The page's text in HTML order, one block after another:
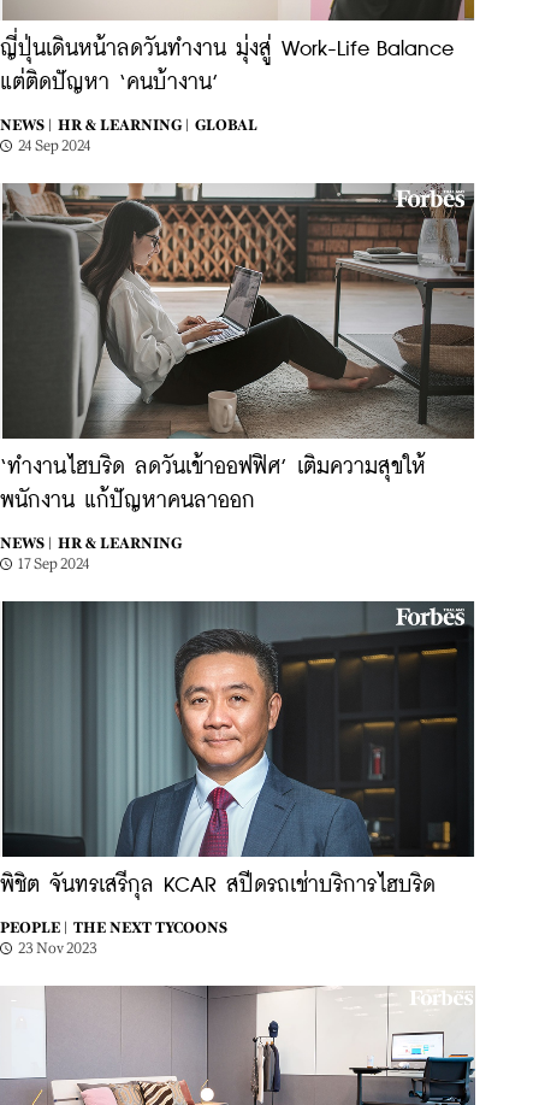
ญี่ปุ่นเดินหน้าลดวันทำงาน มุ่งสู่ Work-Life Balance
แต่ติดปัญหา ‘คนบ้างาน’
NEWS | HR & LEARNING |
GLOBAL
24 Sep 2024
‘ทำงานไฮบริด ลดวันเข้าออฟฟิศ’ เติมความสุขให้
พนักงาน แก้ปัญหาคนลาออก
NEWS |
HR & LEARNING
17 Sep 2024
พิชิต จันทรเสรีกุล KCAR สปีดรถเช่าบริการไฮบริด
PEOPLE |
THE NEXT TYCOONS
23 Nov 2023